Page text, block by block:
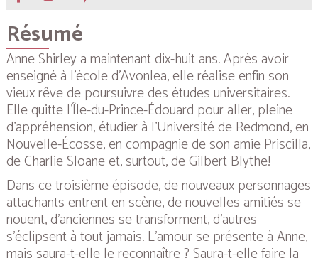
Résumé
Anne Shirley a maintenant dix-huit ans. Après avoir
enseigné à l’école d’Avonlea, elle réalise enfin son
vieux rêve de poursuivre des études universitaires.
Elle quitte l’Île-du-Prince-Édouard pour aller, pleine
d’appréhension, étudier à l’Université de Redmond, en
Nouvelle-Écosse, en compagnie de son amie Priscilla,
de Charlie Sloane et, surtout, de Gilbert Blythe!
Dans ce troisième épisode, de nouveaux personnages
attachants entrent en scène, de nouvelles amitiés se
nouent, d’anciennes se transforment, d’autres
s’éclipsent à tout jamais. L’amour se présente à Anne,